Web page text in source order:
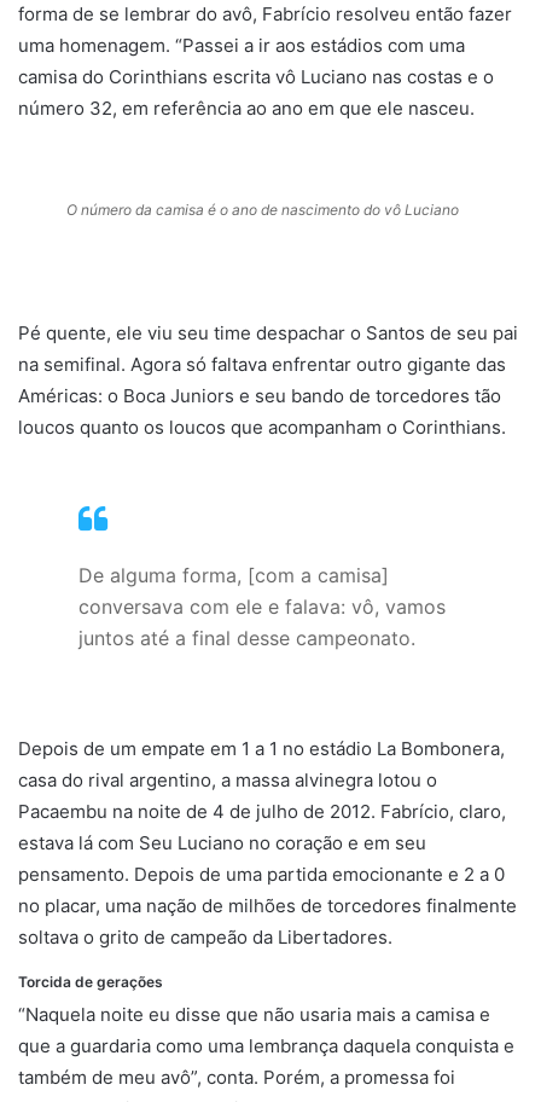
forma de se lembrar do avô, Fabrício resolveu então fazer
uma homenagem. “Passei a ir aos estádios com uma
camisa do Corinthians escrita vô Luciano nas costas e o
número 32, em referência ao ano em que ele nasceu.
O número da camisa é o ano de nascimento do vô Luciano
Pé quente, ele viu seu time despachar o Santos de seu pai
na semifinal. Agora só faltava enfrentar outro gigante das
Américas: o Boca Juniors e seu bando de torcedores tão
loucos quanto os loucos que acompanham o Corinthians.
De alguma forma, [com a camisa]
conversava com ele e falava: vô, vamos
juntos até a final desse campeonato.
Depois de um empate em 1 a 1 no estádio La Bombonera,
casa do rival argentino, a massa alvinegra lotou o
Pacaembu na noite de 4 de julho de 2012. Fabrício, claro,
estava lá com Seu Luciano no coração e em seu
pensamento. Depois de uma partida emocionante e 2 a 0
no placar, uma nação de milhões de torcedores finalmente
soltava o grito de campeão da Libertadores.
Torcida de gerações
“Naquela noite eu disse que não usaria mais a camisa e
que a guardaria como uma lembrança daquela conquista e
também de meu avô”, conta. Porém, a promessa foi